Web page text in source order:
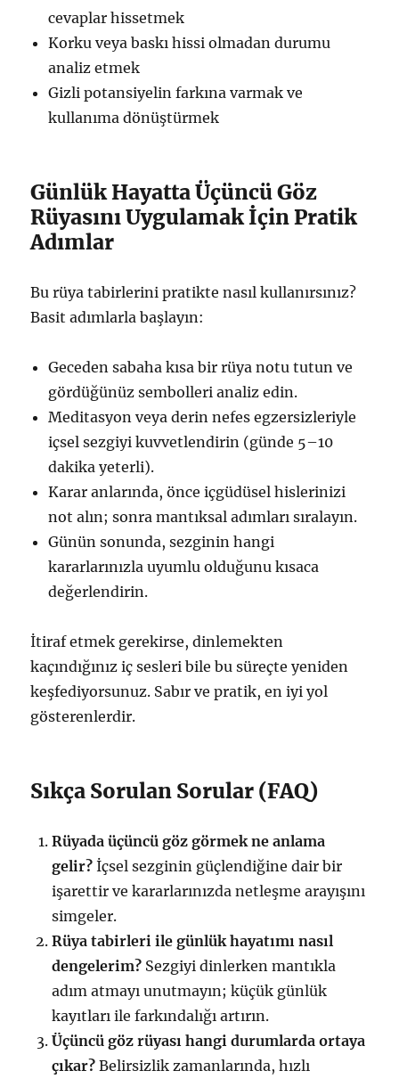
cevaplar hissetmek
Korku veya baskı hissi olmadan durumu
analiz etmek
Gizli potansiyelin farkına varmak ve
kullanıma dönüştürmek
Günlük Hayatta Üçüncü Göz
Rüyasını Uygulamak İçin Pratik
Adımlar
Bu rüya tabirlerini pratikte nasıl kullanırsınız?
Basit adımlarla başlayın:
Geceden sabaha kısa bir rüya notu tutun ve
gördüğünüz sembolleri analiz edin.
Meditasyon veya derin nefes egzersizleriyle
içsel sezgiyi kuvvetlendirin (günde 5–10
dakika yeterli).
Karar anlarında, önce içgüdüsel hislerinizi
not alın; sonra mantıksal adımları sıralayın.
Günün sonunda, sezginin hangi
kararlarınızla uyumlu olduğunu kısaca
değerlendirin.
İtiraf etmek gerekirse, dinlemekten
kaçındığınız iç sesleri bile bu süreçte yeniden
keşfediyorsunuz. Sabır ve pratik, en iyi yol
gösterenlerdir.
Sıkça Sorulan Sorular (FAQ)
Rüyada üçüncü göz görmek ne anlama
gelir? İçsel sezginin güçlendiğine dair bir
işarettir ve kararlarınızda netleşme arayışını
simgeler.
Rüya tabirleri ile günlük hayatımı nasıl
dengelerim? Sezgiyi dinlerken mantıkla
adım atmayı unutmayın; küçük günlük
kayıtları ile farkındalığı artırın.
Üçüncü göz rüyası hangi durumlarda ortaya
çıkar? Belirsizlik zamanlarında, hızlı